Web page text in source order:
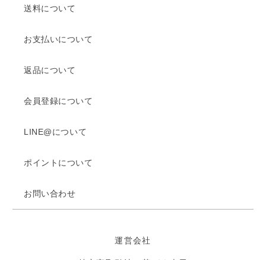
送料について
お支払いについて
返品について
会員登録について
LINE@について
ポイントについて
お問い合わせ
運営会社